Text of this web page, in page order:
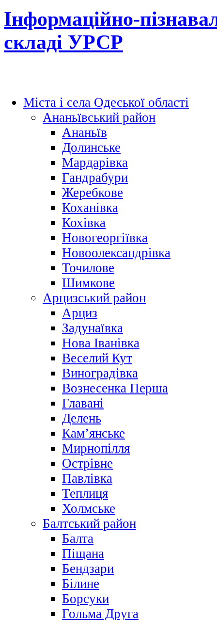
Інформаційно-
складі УРСР
Міста і села Одеської області
Ананьївський район
Ананьїв
Долинське
Мардарівка
Гандрабури
Жеребкове
Коханівка
Кохівка
Новогеоргіївка
Новоолександрівка
Точилове
Шимкове
Арцизський район
Арциз
Задунаївка
Нова Іванівка
Веселий Кут
Виноградівка
Вознесенка Перша
Главані
Делень
Кам’янське
Мирнопілля
Острівне
Павлівка
Теплиця
Холмське
Балтський район
Балта
Піщана
Бендзари
Білине
Борсуки
Гольма Друга